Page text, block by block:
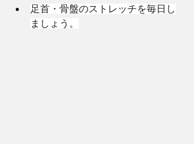
足首・骨盤のストレッチを毎日し
ましょう。